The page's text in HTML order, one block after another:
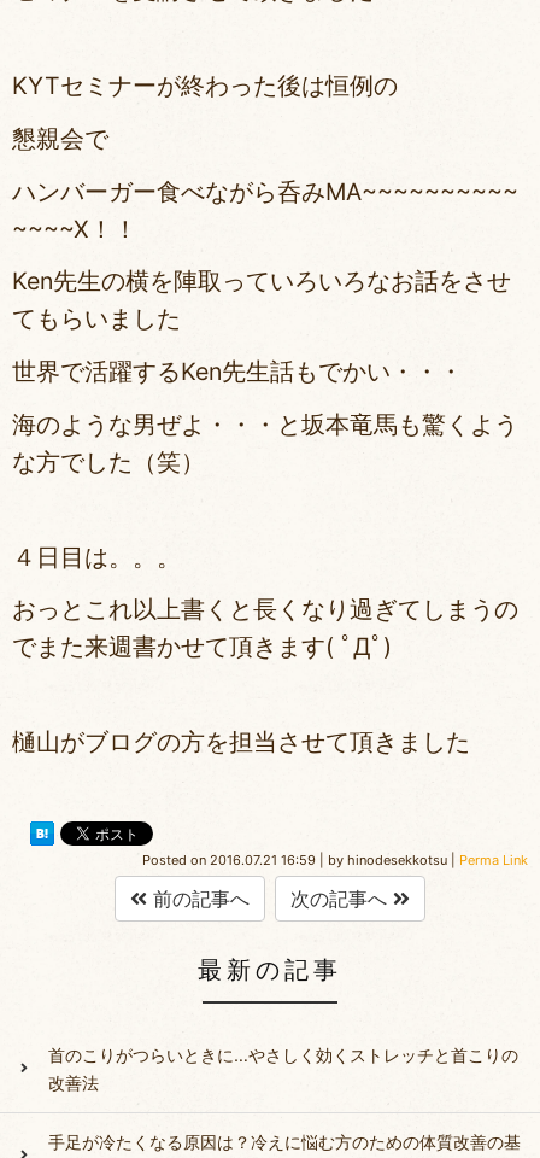
KYTセミナーが終わった後は恒例の
懇親会で
ハンバーガー食べながら呑みMA~~~~~~~~~~
~~~~X！！
Ken先生の横を陣取っていろいろなお話をさせ
てもらいました
世界で活躍するKen先生話もでかい・・・
海のような男ぜよ・・・と坂本竜馬も驚くよう
な方でした（笑）
４日目は。。。
おっとこれ以上書くと長くなり過ぎてしまうの
でまた来週書かせて頂きます( ﾟДﾟ)
樋山がブログの方を担当させて頂きました
Posted on 2016.07.21 16:59 by hinodesekkotsu Perma Link
前の記事へ 次の記事へ
最新の記事
首のこりがつらいときに…やさしく効くストレッチと首こりの
改善法
手足が冷たくなる原因は？冷えに悩む方のための体質改善の基